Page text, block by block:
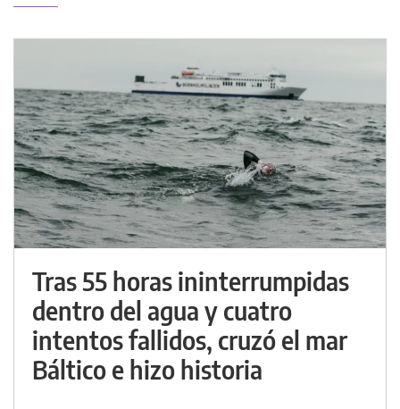
Tras 55 horas ininterrumpidas
dentro del agua y cuatro
intentos fallidos, cruzó el mar
Báltico e hizo historia